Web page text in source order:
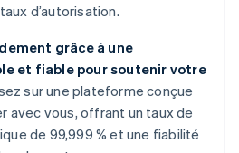
d’autorisation.
grâce à une
et fiable pour soutenir votre
sur une plateforme conçue
avec vous, offrant un taux de
de 99,999 % et une fiabilité